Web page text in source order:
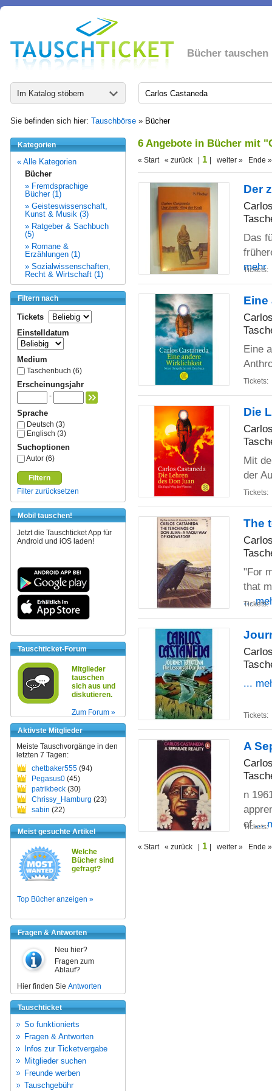
Bücher tauschen
Im Katalog stöbern
Sie befinden sich hier: Tauschbörse » Bücher
Kategorien
« Alle Kategorien
Bücher
» Fremdsprachige
Bücher (1)
» Geisteswissenschaft,
Kunst & Musik (3)
» Ratgeber & Sachbuch
(5)
» Romane &
Erzählungen (1)
» Sozialwissenschaften,
Recht & Wirtschaft (1)
Filtern nach
Tickets
Einstelldatum
Medium
Taschenbuch (6)
Erscheinungsjahr
-
Sprache
Deutsch (3)
Englisch (3)
Suchoptionen
Autor (6)
Filtern
Filter zurücksetzen
Mobil tauschen!
Jetzt die Tauschticket App für
Android und iOS laden!
Tauschticket-Forum
Mitglieder
tauschen
sich aus und
diskutieren.
Zum Forum »
Aktivste Mitglieder
Meiste Tauschvorgänge in den
letzten 7 Tagen:
chetbaker555 (94)
Pegasus0 (45)
patrikbeck (30)
Chrissy_Hamburg (23)
sabin (22)
Meist gesuchte Artikel
Welche
Bücher sind
gefragt?
Top Bücher anzeigen »
Fragen & Antworten
Neu hier?
Fragen zum
Ablauf?
Hier finden Sie Antworten
Tauschticket
So funktionierts
Fragen & Antworten
Infos zur Ticketvergabe
Mitglieder suchen
Freunde werben
Tauschgebühr
6 Angebote in Bücher mit
« Start « zurück | 1 | weiter » Ende »
Der
Das
mehr
Tickets:
Eine
Eine
Tickets:
Die
Mit
der
Tickets:
The
"For
that
...
Tickets:
...
Tickets:
A
n
of...
Tickets:
« Start « zurück | 1 | weiter » Ende »